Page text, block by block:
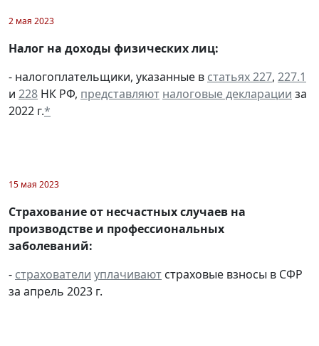
2 мая 2023
Налог на доходы физических лиц:
- налогоплательщики, указанные в статьях 227, 227.1
и 228 НК РФ, представляют налоговые декларации за
2022 г.*
15 мая 2023
Страхование от несчастных случаев на
производстве и профессиональных
заболеваний:
- страхователи уплачивают страховые взносы в СФР
за апрель 2023 г.